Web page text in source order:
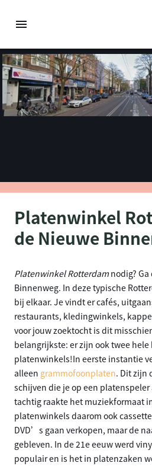
Platenwinkel
de Nieuwe
Platenwinkel Rotterdam nodig?
Binnenweg. In deze typische
bij elkaar. Je vindt er cafés,
restaurants, kledingwinkels,
voor jouw zoektocht is dit
belangrijkste: er zijn ook twee
platenwinkels!In eerste instantie
alleen grammofoonplaten. Dit zijn
schijven die je op een
tachtig raakte het muziekformaat
platenwinkels daarom ook
DVD’s gaan verkopen, maar de
gebleven. In de 21e eeuw werd
populair en is het in platenzaken